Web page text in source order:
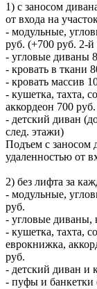
1) с заносом
от входа на
- модульные,
руб. (+700 руб. 2-
- угловые диваны
- кровать в ткани
- кровать массив
- кушетка, тахта,
аккордеон 700
- детский диван
след. этажи)
Подъем с заносом
удаленностью от
2) без лифта за
- модульные,
руб.
- угловые диваны,
- кушетка, тахта,
еврокнижка,
руб.
- детский диван и
- пуфы и банкетки